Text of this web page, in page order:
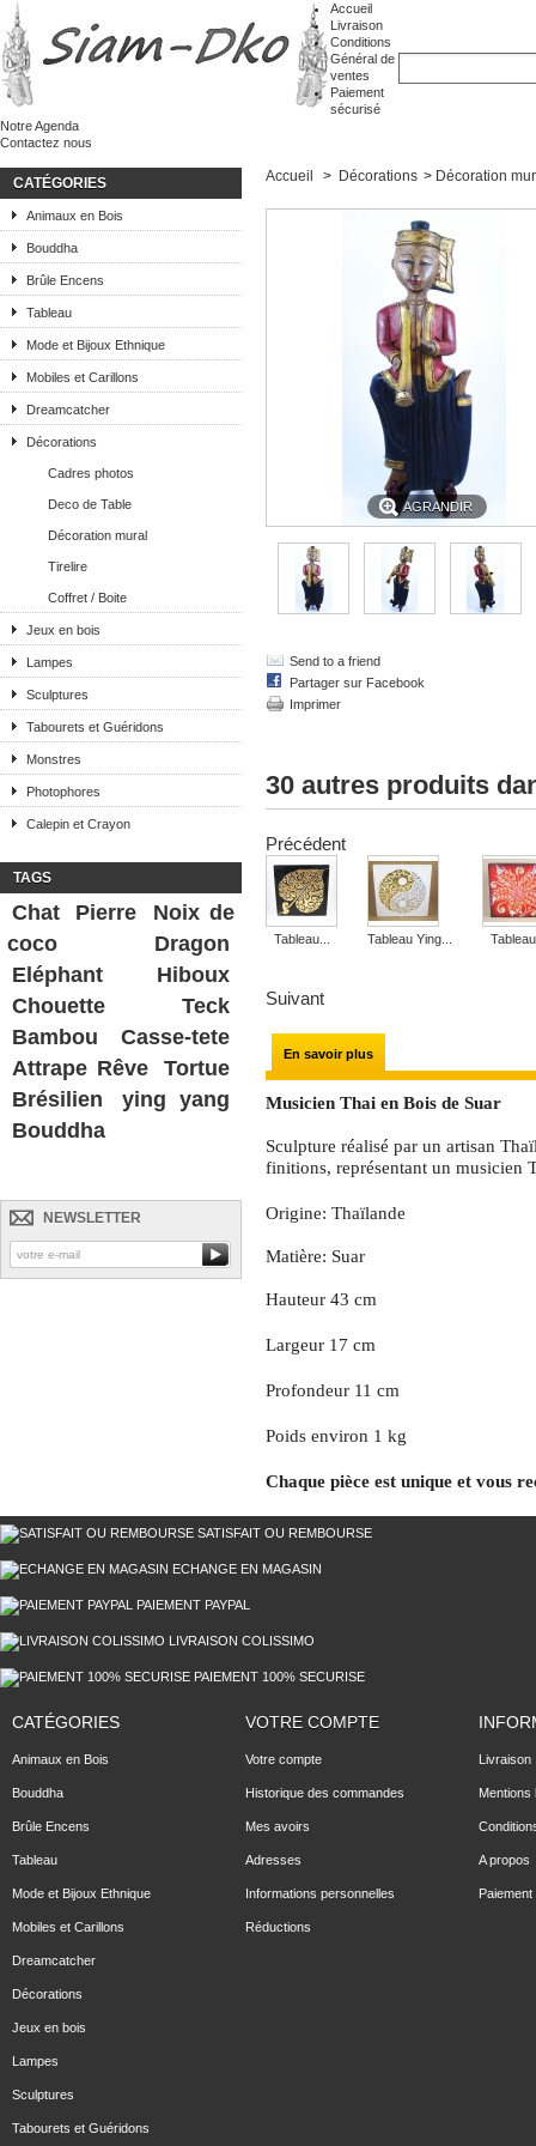
Accueil
Livraison
Conditions
Général de
ventes
Paiement
sécurisé
Notre Agenda
Contactez nous
CATÉGORIES
Animaux en Bois
Bouddha
Brûle Encens
Tableau
Mode et Bijoux Ethnique
Mobiles et Carillons
Dreamcatcher
Décorations
Cadres photos
Deco de Table
Décoration mural
Tirelire
Coffret / Boite
Jeux en bois
Lampes
Sculptures
Tabourets et Guéridons
Monstres
Photophores
Calepin et Crayon
TAGS
Chat Pierre
Noix de
coco
Dragon
Eléphant
Hiboux
Chouette
Teck
Bambou
Casse-tete
Attrape Rêve
Tortue
Brésilien
ying yang
Bouddha
NEWSLETTER
Accueil > Décorations > Décoration
AGRANDIR
Send to a friend
Partager sur Facebook
Imprimer
30 autres produits
Précédent
Tableau... Tableau Ying...
Suivant
En savoir plus
Musicien Thai en Bois de Suar
Sculpture réalisé par un artisan
finitions, représentant un musicien
Origine: Thaïlande
Matière: Suar
Hauteur 43 cm
Largeur 17 cm
Profondeur 11 cm
Poids environ 1 kg
Chaque pièce est unique et vous
SATISFAIT OU REMBOURSE
ECHANGE EN MAGASIN
PAIEMENT PAYPAL
LIVRAISON COLISSIMO
PAIEMENT 100% SECURISE
CATÉGORIES
Animaux en Bois
Bouddha
Brûle Encens
Tableau
Mode et Bijoux Ethnique
Mobiles et Carillons
Dreamcatcher
Décorations
Jeux en bois
Lampes
Sculptures
Tabourets et Guéridons
VOTRE COMPTE
Votre compte
Historique des commandes
Mes avoirs
Adresses
Informations personnelles
Réductions
Livraison
Mentions
A propos